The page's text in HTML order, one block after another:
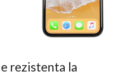
rezistenta la